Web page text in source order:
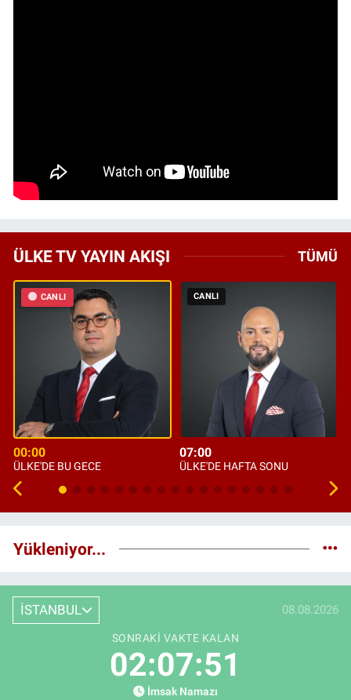
ÜLKE TV YAYIN AKIŞI TÜMÜ
CANLI
00:00
ÜLKE'DE BU GECE
CANLI
07:00
ÜLKE'DE HAFTA SONU
Yükleniyor...
İSTANBUL 08.08.2026
SONRAKI VAKTE KALAN
02:07:49
İmsak Namazı